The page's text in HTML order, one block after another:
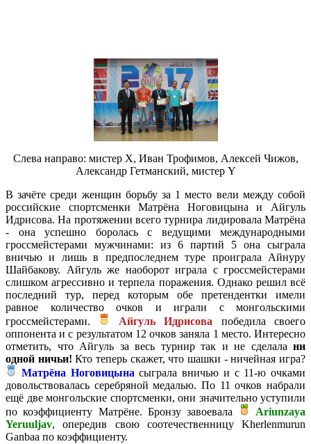
Слева направо: мистер X, Иван Трофимов, Алексей Чижов,
Александр Гетманский, мистер Y
В зачёте среди женщин борьбу за 1 место вели между собой
российские спортсменки Матрёна Ноговицына и Айгуль
Идрисова. На протяжении всего турнира лидировала Матрёна
- она успешно боролась с ведущими международными
гроссмейстерами мужчинами: из 6 партий 5 она сыграла
вничью и лишь в предпоследнем туре проиграла Айнуру
Шайбакову. Айгуль же наоборот играла с гроссмейстерами
слишком агрессивно и терпела поражения. Однако решил всё
последний тур, перед которым обе претендентки имели
равное количество очков и играли с монгольскими
гроссмейстерами.
Айгуль Идрисова победила своего
оппонента и с результатом 12 очков заняла 1 место. Интересно
отметить, что Айгуль за весь турнир так и не сделала ни
одной ничьи! Кто теперь скажет, что шашки - ничейная игра?
Матрёна Ноговицынасыграла вничью и с 11-ю очками
довольствовалась серебряной медалью. По 11 очков набрали
ещё две монгольские спортсменки, они значительно уступили
по коэффициенту Матрёне. Бронзу завоевала
Ariunzaya
Yeruuljav, опередив свою соотечественницу Kherlenmurun
Ganbaa по коэффициенту.